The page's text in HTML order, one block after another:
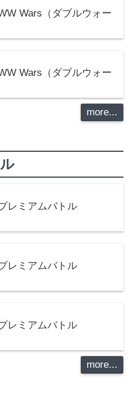
Wars（ダブルウォー
Wars（ダブルウォー
more...
レミアムバトル
レミアムバトル
レミアムバトル
more...